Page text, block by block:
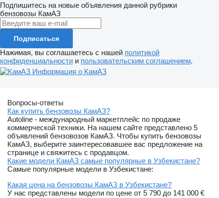
Подпишитесь на новые объявления данной рубрики
бензовозы КамАЗ
Подписаться
Нажимая, вы соглашаетесь с нашей политикой
конфиденциальности и пользовательским соглашением.
Информация о КамАЗ
Вопросы-ответы
Как купить бензовозы КамАЗ?
Autoline - международный маркетплейс по продаже
коммерческой техники. На нашем сайте представлено 5
объявлений бензовозов КамАЗ. Чтобы купить бензовозы
КамАЗ, выберите заинтересовавшее вас предложение на
странице и свяжитесь с продавцом.
Какие модели КамАЗ самые популярные в Узбекистане?
Самые популярные модели в Узбекистане:
Какая цена на бензовозы КамАЗ в Узбекистане?
У нас представлены модели по цене от 5 790 до 141 000 €